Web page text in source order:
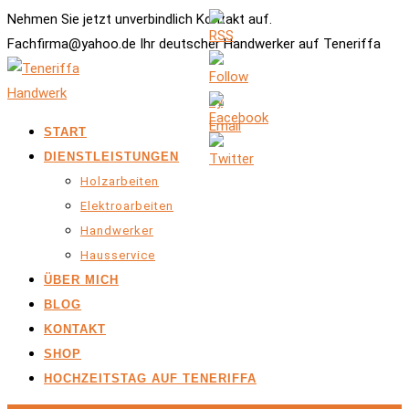
Nehmen Sie jetzt unverbindlich Kontakt auf.
Fachfirma@yahoo.de Ihr deutscher Handwerker auf Teneriffa
START
DIENSTLEISTUNGEN
Holzarbeiten
Elektroarbeiten
Handwerker
Hausservice
ÜBER MICH
BLOG
KONTAKT
SHOP
HOCHZEITSTAG AUF TENERIFFA